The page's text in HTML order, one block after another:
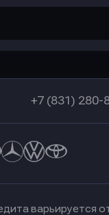
+7 (831) 280-
варьируется